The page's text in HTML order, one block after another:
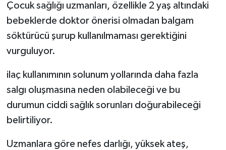
Çocuk sağlığı uzmanları, özellikle 2 yaş altındaki
bebeklerde doktor önerisi olmadan balgam
söktürücü şurup kullanılmaması gerektiğini
vurguluyor.
ilaç kullanımının solunum yollarında daha fazla
salgı oluşmasına neden olabileceği ve bu
durumun ciddi sağlık sorunları doğurabileceği
belirtiliyor.
Uzmanlara göre nefes darlığı, yüksek ateş,